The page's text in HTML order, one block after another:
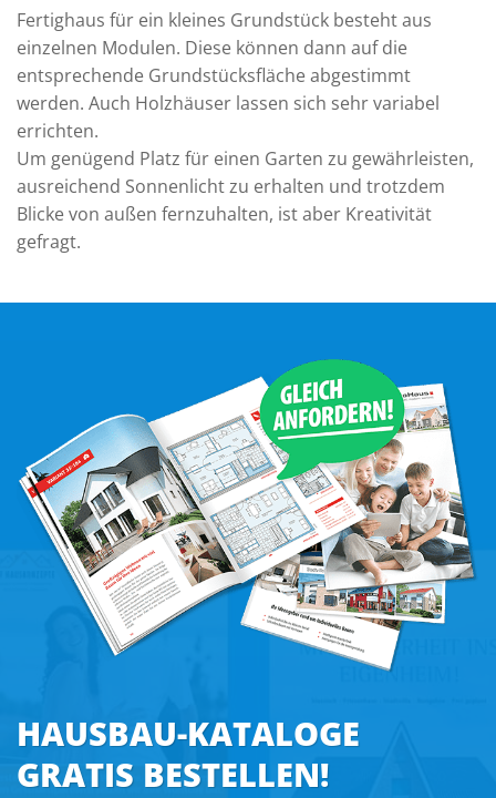
Fertighaus für ein kleines Grundstück besteht aus
einzelnen Modulen. Diese können dann auf die
entsprechende Grundstücksfläche abgestimmt
werden. Auch Holzhäuser lassen sich sehr variabel
errichten.
Um genügend Platz für einen Garten zu gewährleisten,
ausreichend Sonnenlicht zu erhalten und trotzdem
Blicke von außen fernzuhalten, ist aber Kreativität
gefragt.
HAUSBAU-KATALOGE
GRATIS BESTELLEN!